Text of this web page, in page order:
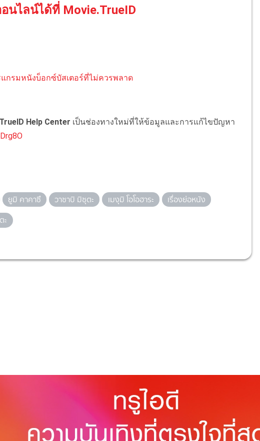
นไลน์ได้ที่ Movie.TrueID
กรมหนังบ็อกซ์บัสเตอร์ที่ไม่ควรพลาด
TrueID Help Center เป็นช่องทางใหม่ที่ให้ข้อมูลและการแก้ไขปัญหา
ยูมิ คาคาซึ วาซาบิ มิซุตะ เมงุมิ โอโอฮาระ
เรื่องย่อหนัง
ะ